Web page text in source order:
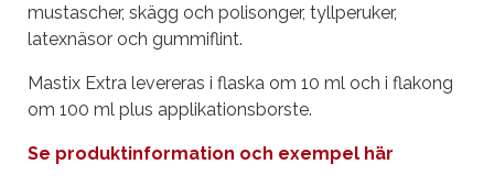
mustascher, skägg och polisonger, tyllperuker,
latexnäsor och gummiflint.
Mastix Extra levereras i flaska om 10 ml och i flakong
om 100 ml plus applikationsborste.
Se produktinformation och exempel här